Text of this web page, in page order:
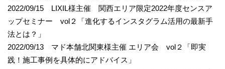
2022/09/15 LIXIL様主催 関西エリア限定2022年度センスア
ップセミナー vol２「進化するインスタグラム活用の最新手
法とは？」
2022/09/13 マド本舗北関東様主催 エリア会 vol２「即実
践！施工事例を具体的にアドバイス」